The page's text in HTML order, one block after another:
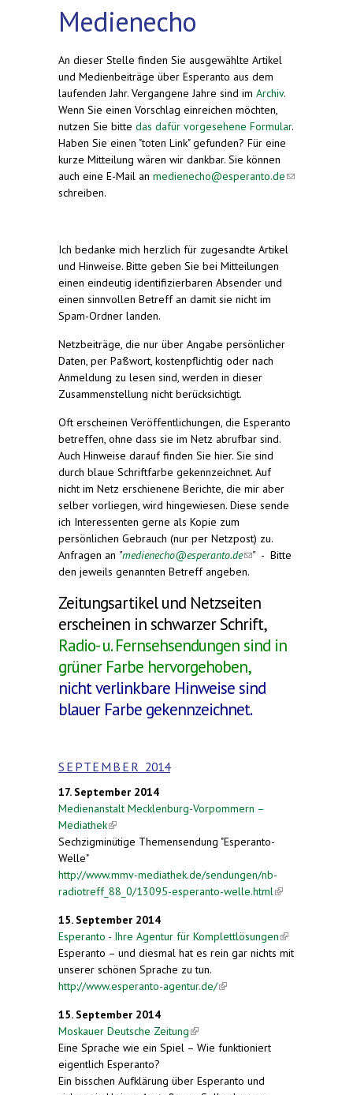
Medienecho
An dieser Stelle finden Sie ausgewählte Artikel
und Medienbeiträge über Esperanto aus dem
laufenden Jahr. Vergangene Jahre sind im Archiv.
Wenn Sie einen Vorschlag einreichen möchten,
nutzen Sie bitte das dafür vorgesehene Formular.
Haben Sie einen "toten Link" gefunden? Für eine
kurze Mitteilung wären wir dankbar. Sie können
auch eine E-Mail an medienecho@esperanto.de(link
schreiben.
Ich bedanke mich herzlich für zugesandte Artikel
und Hinweise. Bitte geben Sie bei Mitteilungen
einen eindeutig identifizierbaren Absender und
einen sinnvollen Betreff an damit sie nicht im
Spam-Ordner landen.
Netzbeiträge, die nur über Angabe persönlicher
Daten, per Paßwort, kostenpflichtig oder nach
Anmeldung zu lesen sind, werden in dieser
Zusammenstellung nicht berücksichtigt.
Oft erscheinen Veröffentlichungen, die Esperanto
betreffen, ohne dass sie im Netz abrufbar sind.
Auch Hinweise darauf finden Sie hier. Sie sind
durch blaue Schriftfarbe gekennzeichnet. Auf
nicht im Netz erschienene Berichte, die mir aber
selber vorliegen, wird hingewiesen. Diese sende
ich Interessenten gerne als Kopie zum
persönlichen Gebrauch (nur per Netzpost) zu.
Anfragen an "medienecho@esperanto.de(link sends
e-mail)
"- Bitte
den jeweils genannten Betreff angeben.
Zeitungsartikel und Netzseiten
erscheinen in schwarzer Schrift,
Radio- u. Fernsehsendungen sind in
grüner Farbe hervorgehoben,
nicht verlinkbare Hinweise sind
blauer Farbe gekennzeichnet.
S E P T E M B E R 2014
17. September 2014
Medienanstalt Mecklenburg-Vorpommern –
Mediathek(link is external)
Sechzigminütige Themensendung "Esperanto-
Welle"
http://www.mmv-mediathek.de/sendungen/nb-
radiotreff_88_0/13095-esperanto-welle.html (link is
15. September 2014
Esperanto - Ihre Agentur für Komplettlösungen(link is
external)
Esperanto – und diesmal hat es rein gar nichts mit
unserer schönen Sprache zu tun.
http://www.esperanto-agentur.de/(link is external)
15. September 2014
Moskauer Deutsche Zeitung(link is external)
Eine Sprache wie ein Spiel – Wie funktioniert
eigentlich Esperanto?
Ein bisschen Aufklärung über Esperanto und